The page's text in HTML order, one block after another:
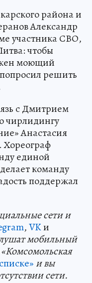
района и
Александр
участника СВО,
чтобы
моющий
решить
с Дмитрием
чирлидингу
Анастасия
Хореограф
единой
команду
поддержал
сети и
,VKи
мобильный
и вы
сети.